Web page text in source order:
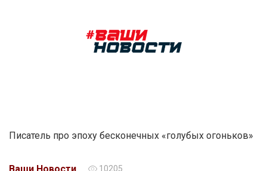
Писатель про эпоху бесконечных «голубых огоньков»
10205